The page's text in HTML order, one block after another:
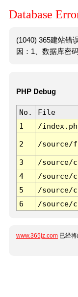
Database
(1040) 365建站错
因：1、数据库密
PHP Debug
No. File
1
/
2 /source/
3 /source/
4
/source/
5
/source/
6
/source/
www.365jz.com 已经